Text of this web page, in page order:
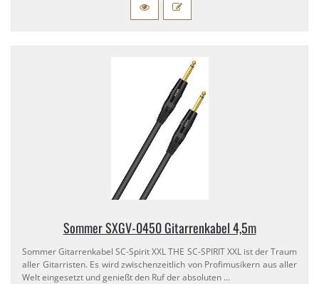
Sommer SXGV-​0450 Gitarrenkabel 4,​5m
Sommer Gitarrenkabel SC-​Spirit XXL THE SC-​SPIRIT XXL ist der Traum
aller Gitarristen. Es wird zwischenzeitlich von Profimusikern aus aller
Welt eingesetzt und genießt den Ruf der absoluten …